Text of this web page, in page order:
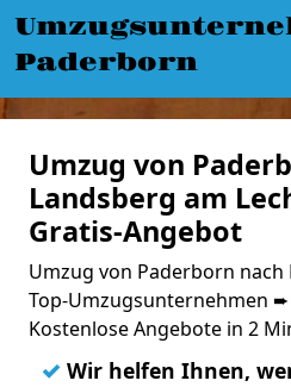
Paderborn
Umzug von
Landsberg am
Gratis-Angebot
Umzug von Paderborn nach
Top-Umzugsunternehmen ➨
Kostenlose Angebote in 2
✓ Wir helfen Ihnen,